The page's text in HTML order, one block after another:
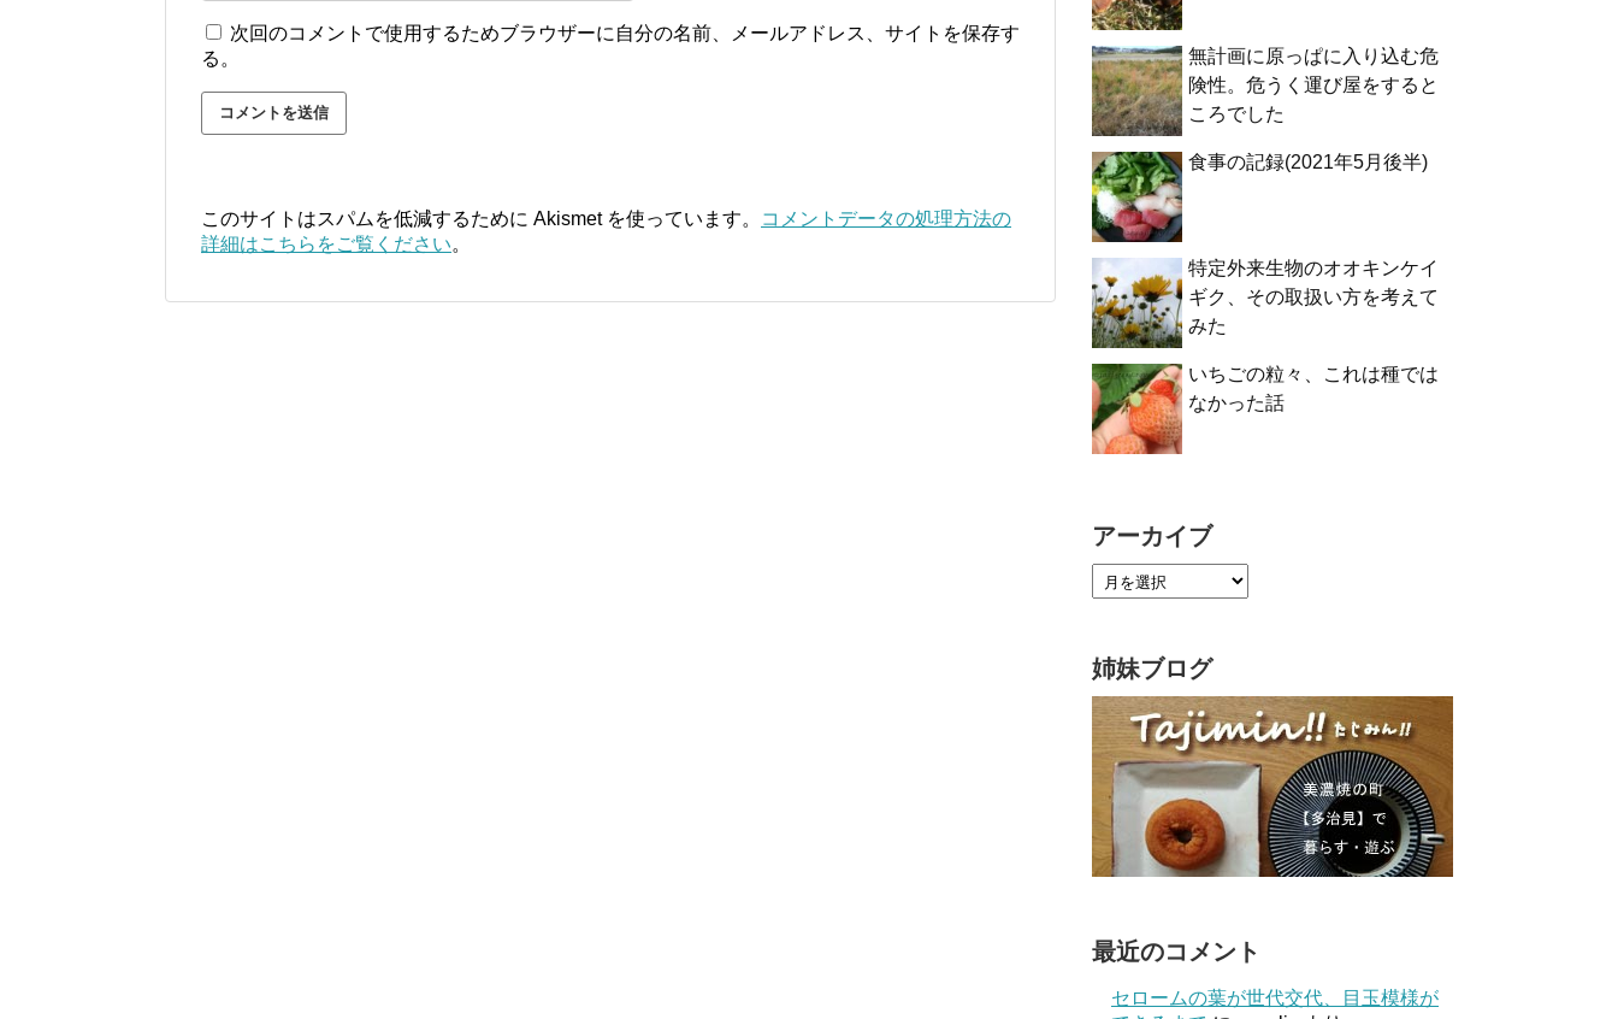
次回のコメントで使用するためブラウザーに自分の名前、メールアドレス、サイトを保存す
る。
このサイトはスパムを低減するために Akismet を使っています。
コメントデータの処理方法の
詳細はこちらをご覧ください。
無計画に原っぱに入り込む危
険性。危うく運び屋をすると
ころでした
食事の記録(2021年5月後半)
特定外来生物のオオキンケイ
ギク、その取扱い方を考えて
みた
いちごの粒々、これは種では
なかった話
アーカイブ
姉妹ブログ
最近のコメント
セロームの葉が世代交代、目玉模様が